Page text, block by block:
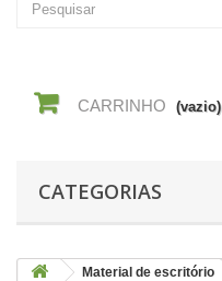
CARRINHO (vazio)
CATEGORIAS
Material de escritório